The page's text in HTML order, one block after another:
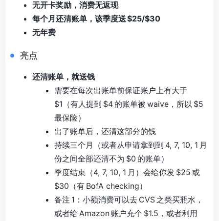
无开卡奖励，消费无返现
每个月还清账单，该季度送 $25/$30
无年费
亮点
还清账单，就送钱
需要在每次出账单前保证账户上有大于
$1（有人提到 $4 的账单被 waive，所以 $5
最保险）
出了账单后，还清这部分的钱
持续三个月（或者从申请拿到到 4, 7, 10, 1 月
份之间全部还清不为 $0 的账单）
季度结束（4, 7, 10, 1 月）会给你发 $25 或
$30（有 BofA checking）
备注 1：小额消费可以去 CVS 之类买瓶水，
或者给 Amazon 账户充个 $1.5，或者利用